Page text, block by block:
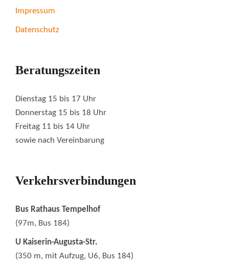
Impressum
Datenschutz
Beratungszeiten
Dienstag 15 bis 17 Uhr
Donnerstag 15 bis 18 Uhr
Freitag 11 bis 14 Uhr
sowie nach Vereinbarung
Verkehrsverbindungen
Bus Rathaus Tempelhof
(97m, Bus 184)
U Kaiserin-Augusta-Str.
(350 m, mit Aufzug, U6, Bus 184)